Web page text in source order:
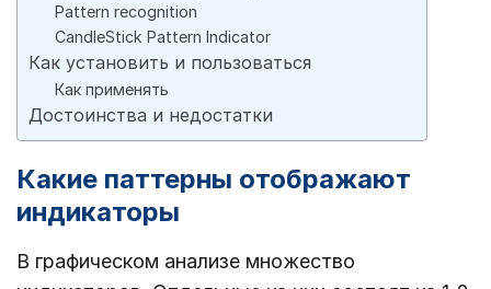
Pattern recognition
CandleStick Pattern Indicator
Как установить и пользоваться
Как применять
Достоинства и недостатки
Какие паттерны отображают
индикаторы
В графическом анализе множество